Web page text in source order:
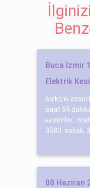
Buca İzmir
Elektrik
elektrik
saat 59
kesimler :
3580. sokak,
08 Haziran